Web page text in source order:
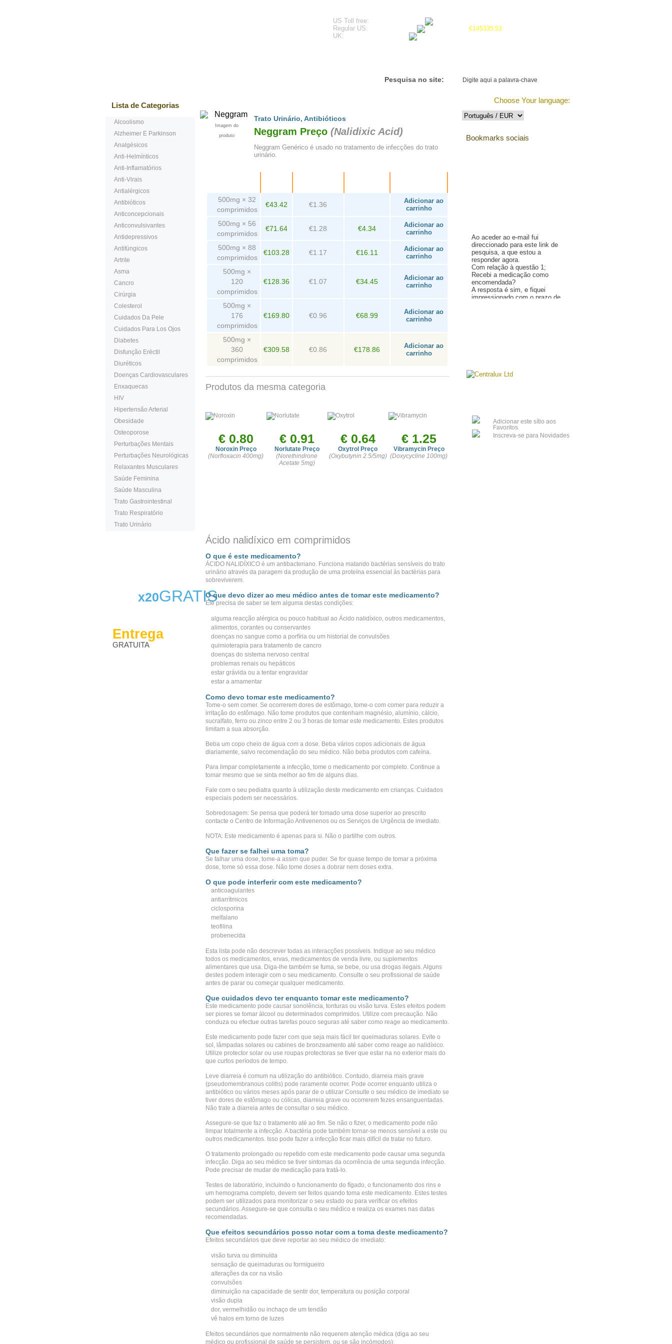
US Toll free:
Regular US:
UK:
€145335.53
Pesquisa no site:
Lista de Categorias
Alcoolismo
Alzheimer E Parkinson
Analgésicos
Anti-Helmínticos
Anti-Inflamatórios
Anti-Virais
Antialérgicos
Antibióticos
Anticoncepcionais
Anticonvulsivantes
Antidepressivos
Antifúngicos
Artrite
Asma
Cancro
Cirúrgia
Colesterol
Cuidados Da Pele
Cuidados Para Los Ojos
Diabetes
Disfunção Eréctil
Diuréticos
Doenças Cardiovasculares
Enxaquecas
HIV
Hipertensão Arterial
Obesidade
Osteoporose
Perturbações Mentais
Perturbações Neurológicas
Relaxantes Musculares
Saúde Feminina
Saúde Masculina
Trato Gastrointestinal
Trato Respiratório
Trato Urinário
x20GRATIS
Entrega
GRATUITA
Imagem do
produto
Trato Urinário, Antibióticos
Neggram Preço (Nalidixic Acid)
Neggram Genérico é usado no tratamento de infecções do trato
urinário.
500mg × 32
comprimidos
€43.42 €1.36
Adicionar ao
carrinho
500mg × 56
comprimidos
€71.64 €1.28 €4.34
Adicionar ao
carrinho
500mg × 88
comprimidos
€103.28 €1.17 €16.11
Adicionar ao
carrinho
500mg ×
120
comprimidos
€128.36 €1.07 €34.45
Adicionar ao
carrinho
500mg ×
176
comprimidos
€169.80 €0.96 €68.99
Adicionar ao
carrinho
500mg ×
360
comprimidos
€309.58 €0.86 €178.86
Adicionar ao
carrinho
Produtos da mesma categoria
€ 0.80
Noroxin Preço
(Norfloxacin 400mg)
€ 0.91
Norlutate Preço
(Norethindrone
Acetate 5mg)
€ 0.64
Oxytrol Preço
(Oxybutynin 2.5/5mg)
€ 1.25
Vibramycin Preço
(Doxycycline 100mg)
€ 1.08 € 0.99
Ácido nalidíxico em comprimidos
O que é este medicamento?
ÁCIDO NALIDÍXICO é um antibacteriano. Funciona matando bactérias sensíveis do trato
urinário através da paragem da produção de uma proteína essencial às bactérias para
sobreviverem.
O que devo dizer ao meu médico antes de tomar este medicamento?
Ele precisa de saber se tem alguma destas condições:
alguma reacção alérgica ou pouco habitual ao Ácido nalidíxico, outros medicamentos,
alimentos, corantes ou conservantes
doenças no sangue como a porfíria ou um historial de convulsões
quimioterapia para tratamento de cancro
doenças do sistema nervoso central
problemas renais ou hepáticos
estar grávida ou a tentar engravidar
estar a amamentar
Como devo tomar este medicamento?
Tome-o sem comer. Se ocorrerem dores de estômago, tome-o com comer para reduzir a
irritação do estômago. Não tome produtos que contenham magnésio, alumínio, cálcio,
sucralfato, ferro ou zinco entre 2 ou 3 horas de tomar este medicamento. Estes produtos
limitam a sua absorção.
Beba um copo cheio de água com a dose. Beba vários copos adicionais de água
diariamente, salvo recomendação do seu médico. Não beba produtos com cafeína.
Para limpar completamente a infecção, tome o medicamento por completo. Continue a
tomar mesmo que se sinta melhor ao fim de alguns dias.
Fale com o seu pediatra quanto à utilização deste medicamento em crianças. Cuidados
especiais podem ser necessários.
Sobredosagem: Se pensa que poderá ter tomado uma dose superior ao prescrito
contacte o Centro de Informação Antivenenos ou os Serviços de Urgência de imediato.
NOTA: Este medicamento é apenas para si. Não o partilhe com outros.
Que fazer se falhei uma toma?
Se falhar uma dose, tome-a assim que puder. Se for quase tempo de tomar a próxima
dose, tome só essa dose. Não tome doses a dobrar nem doses extra.
O que pode interferir com este medicamento?
anticoagulantes
antiarrítmicos
ciclosporina
melfalano
teofilina
probenecida
Esta lista pode não descrever todas as interacções possíveis. Indique ao seu médico
todos os medicamentos, ervas, medicamentos de venda livre, ou suplementos
alimentares que usa. Diga-lhe também se fuma, se bebe, ou usa drogas ilegais. Alguns
destes podem interagir com o seu medicamento. Consulte o seu profissional de saúde
antes de parar ou começar qualquer medicamento.
Que cuidados devo ter enquanto tomar este medicamento?
Este medicamento pode causar sonolência, tonturas ou visão turva. Estes efeitos podem
ser piores se tomar álcool ou determinados comprimidos. Utilize com precaução. Não
conduza ou efectue outras tarefas pouco seguras até saber como reage ao medicamento.
Este medicamento pode fazer com que seja mais fácil ter queimaduras solares. Evite o
sol, lâmpadas solares ou cabines de bronzeamento até saber como reage ao nalidíxico.
Utilize protector solar ou use roupas protectoras se tiver que estar na no exterior mais do
que curtos períodos de tempo.
Leve diarreia é comum na utilização do antibiótico. Contudo, diarreia mais grave
(pseudomembranous colitis) pode raramente ocorrer. Pode ocorrer enquanto utiliza o
antibiótico ou vários meses após parar de o utilizar Consulte o seu médico de imediato se
tiver dores de estômago ou cólicas, diarreia grave ou ocorrerem fezes ensanguentadas.
Não trate a diarreia antes de consultar o seu médico.
Assegure-se que faz o tratamento até ao fim. Se não o fizer, o medicamento pode não
limpar totalmente a infecção. A bactéria pode também tornar-se menos sensível a este ou
outros medicamentos. Isso pode fazer a infecção ficar mais difícil de tratar no futuro.
O tratamento prolongado ou repetido com este medicamento pode causar uma segunda
infecção. Diga ao seu médico se tiver sintomas da ocorrência de uma segunda infecção.
Pode precisar de mudar de medicação para tratá-lo.
Testes de laboratório, incluindo o funcionamento do fígado, o funcionamento dos rins e
um hemograma completo, devem ser feitos quando toma este medicamento. Estes testes
podem ser utilizados para monitorizar o seu estado ou para verificar os efeitos
secundários. Assegure-se que consulta o seu médico e realiza os exames nas datas
recomendadas.
Que efeitos secundários posso notar com a toma deste medicamento?
Efeitos secundários que deve reportar ao seu médico de imediato:
visão turva ou diminuída
sensação de queimaduras ou formigueiro
alterações da cor na visão
convulsões
diminuição na capacidade de sentir dor, temperatura ou posição corporal
visão dupla
dor, vermelhidão ou inchaço de um tendão
vê halos em torno de luzes
Efeitos secundários que normalmente não requerem atenção médica (diga ao seu
médico ou profissional de saúde se persistem, ou se são incómodos):
Choose Your language:
Bookmarks sociais
Ao aceder ao e-mail fui
direccionado para este link de
pesquisa, a que estou a
responder agora.
Com relação à questão 1;
Recebi a medicação como
encomendada?
A resposta é sim, e fiquei
impressionado com o prazo de
exactamente como proceder
para encomendas fora dos
mercadoria seja apreendida na
Alfândega e a facilidade de se
fazer uma encomenda. -
Adicionar este sítio aos
Favoritos
Inscreva-se para Novidades